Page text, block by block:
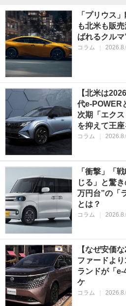
「プリウス
も北米も販
ばれるクル
コラム
【北米は
代e-POWER
次期「エクス
を抑えて王
コラム
「衝撃」「
じる」と驚
万円台”の「
とは？
コラム
【なぜ安価
ファードよ
ランドが「
ケ
コラム